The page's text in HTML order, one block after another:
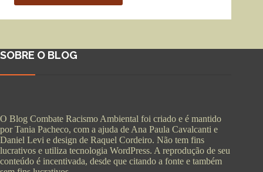
SOBRE O BLOG
O Blog Combate Racismo Ambiental foi criado e é mantido
por Tania Pacheco, com a ajuda de Ana Paula Cavalcanti e
Daniel Levi e design de Raquel Cordeiro. Não tem fins
lucrativos e utiliza tecnologia WordPress. A reprodução de seu
conteúdo é incentivada, desde que citando a fonte e também